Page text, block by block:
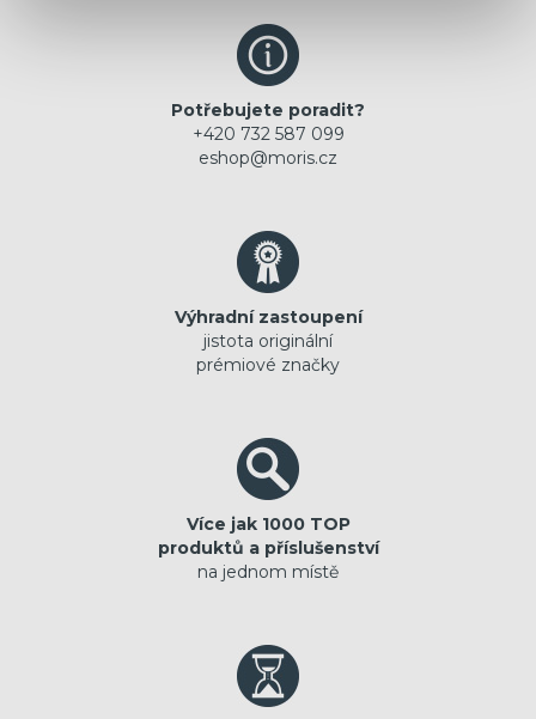
Potřebujete poradit?
+420 732 587 099
eshop@moris.cz
Výhradní zastoupení
jistota originální
prémiové značky
Více jak 1000 TOP
produktů a příslušenství
na jednom místě